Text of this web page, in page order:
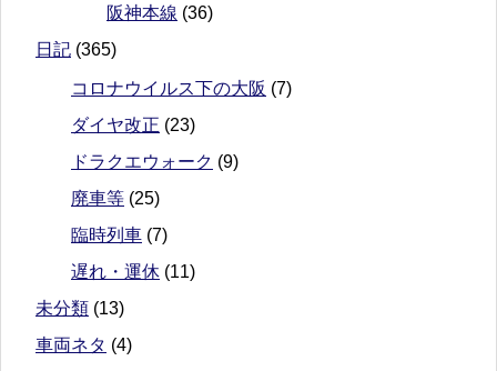
阪神本線 (36)
日記 (365)
コロナウイルス下の大阪 (7)
ダイヤ改正 (23)
ドラクエウォーク (9)
廃車等 (25)
臨時列車 (7)
遅れ・運休 (11)
未分類 (13)
車両ネタ (4)